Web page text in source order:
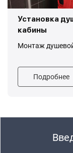
Установка
кабины
Монтаж
Подробнее